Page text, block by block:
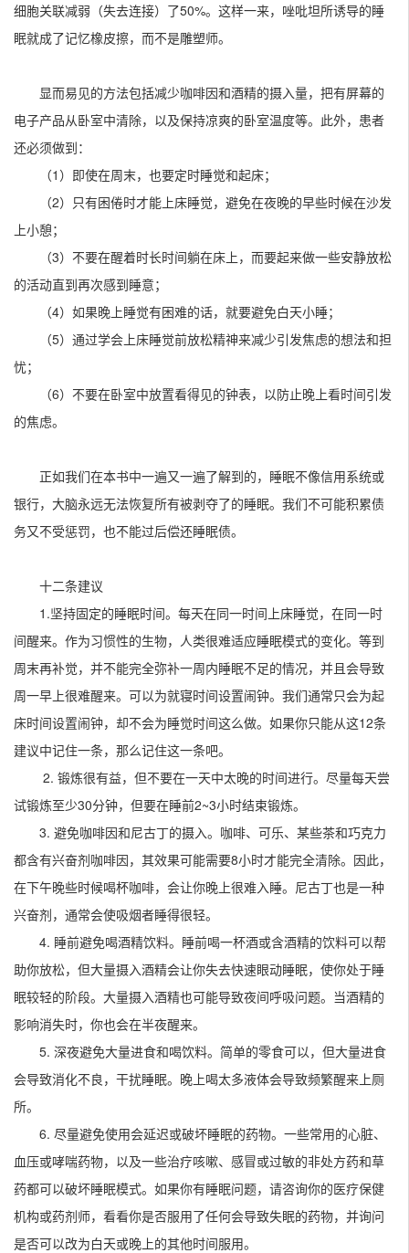
细胞关联减弱（失去连接）了50%。这样一来，唑吡坦所诱导的睡
眠就成了记忆橡皮擦，而不是雕塑师。
显而易见的方法包括减少咖啡因和酒精的摄入量，把有屏幕的
电子产品从卧室中清除，以及保持凉爽的卧室温度等。此外，患者
还必须做到：
（1）即使在周末，也要定时睡觉和起床；
（2）只有困倦时才能上床睡觉，避免在夜晚的早些时候在沙发
上小憩；
（3）不要在醒着时长时间躺在床上，而要起来做一些安静放松
的活动直到再次感到睡意；
（4）如果晚上睡觉有困难的话，就要避免白天小睡；
（5）通过学会上床睡觉前放松精神来减少引发焦虑的想法和担
忧；
（6）不要在卧室中放置看得见的钟表，以防止晚上看时间引发
的焦虑。
正如我们在本书中一遍又一遍了解到的，睡眠不像信用系统或
银行，大脑永远无法恢复所有被剥夺了的睡眠。我们不可能积累债
务又不受惩罚，也不能过后偿还睡眠债。
十二条建议
1.坚持固定的睡眠时间。每天在同一时间上床睡觉，在同一时
间醒来。作为习惯性的生物，人类很难适应睡眠模式的变化。等到
周末再补觉，并不能完全弥补一周内睡眠不足的情况，并且会导致
周一早上很难醒来。可以为就寝时间设置闹钟。我们通常只会为起
床时间设置闹钟，却不会为睡觉时间这么做。如果你只能从这12条
建议中记住一条，那么记住这一条吧。
2. 锻炼很有益，但不要在一天中太晚的时间进行。尽量每天尝
试锻炼至少30分钟，但要在睡前2~3小时结束锻炼。
3. 避免咖啡因和尼古丁的摄入。咖啡、可乐、某些茶和巧克力
都含有兴奋剂咖啡因，其效果可能需要8小时才能完全清除。因此，
在下午晚些时候喝杯咖啡，会让你晚上很难入睡。尼古丁也是一种
兴奋剂，通常会使吸烟者睡得很轻。
4. 睡前避免喝酒精饮料。睡前喝一杯酒或含酒精的饮料可以帮
助你放松，但大量摄入酒精会让你失去快速眼动睡眠，使你处于睡
眠较轻的阶段。大量摄入酒精也可能导致夜间呼吸问题。当酒精的
影响消失时，你也会在半夜醒来。
5. 深夜避免大量进食和喝饮料。简单的零食可以，但大量进食
会导致消化不良，干扰睡眠。晚上喝太多液体会导致频繁醒来上厕
所。
6. 尽量避免使用会延迟或破坏睡眠的药物。一些常用的心脏、
血压或哮喘药物，以及一些治疗咳嗽、感冒或过敏的非处方药和草
药都可以破坏睡眠模式。如果你有睡眠问题，请咨询你的医疗保健
机构或药剂师，看看你是否服用了任何会导致失眠的药物，并询问
是否可以改为白天或晚上的其他时间服用。